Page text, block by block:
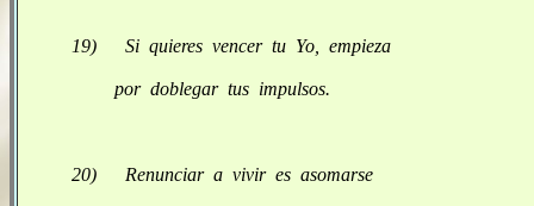
19) Si quieres vencer tu Yo, empieza
por doblegar tus impulsos.
20) Renunciar a vivir es asomarse